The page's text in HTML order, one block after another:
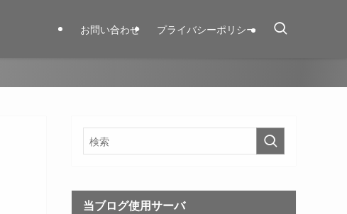
お問い合わせ プライバシーポリシー
当ブログ使用サーバ